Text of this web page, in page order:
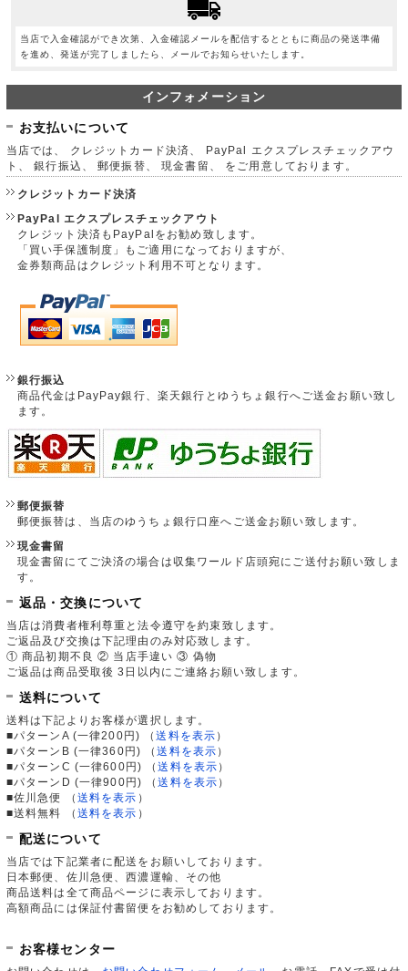
当店で入金確認ができ次第、入金確認メールを配信するとともに商品の発送準備
を進め、発送が完了しましたら、メールでお知らせいたします。
インフォメーション
お支払いについて
当店では、 クレジットカード決済、 PayPal エクスプレスチェックアウ
ト、 銀行振込、 郵便振替、 現金書留、 をご用意しております。
クレジットカード決済
PayPal エクスプレスチェックアウト
クレジット決済もPayPalをお勧め致します。
「買い手保護制度」もご適用になっておりますが、
金券類商品はクレジット利用不可となります。
銀行振込
商品代金はPayPay銀行、楽天銀行とゆうちょ銀行へご送金お願い致し
ます。
郵便振替
郵便振替は、当店のゆうちょ銀行口座へご送金お願い致します。
現金書留
現金書留にてご決済の場合は収集ワールド店頭宛にご送付お願い致しま
す。
返品・交換について
当店は消費者権利尊重と法令遵守を約束致します。
ご返品及び交換は下記理由のみ対応致します。
① 商品初期不良 ② 当店手違い ③ 偽物
ご返品は商品受取後 3日以内にご連絡お願い致します。
送料について
送料は下記よりお客様が選択します。
■パターンA (一律200円)
（送料を表示 ）
■パターンB (一律360円)
（送料を表示 ）
■パターンC (一律600円)
（送料を表示 ）
■パターンD (一律900円)
（送料を表示 ）
■佐川急便
（ 送料を表示 ）
■送料無料
（ 送料を表示 ）
配送について
当店では下記業者に配送をお願いしております。
日本郵便、佐川急便、西濃運輸、その他
商品送料は全て商品ページに表示しております。
高額商品には保証付書留便をお勧めしております。
お客様センター